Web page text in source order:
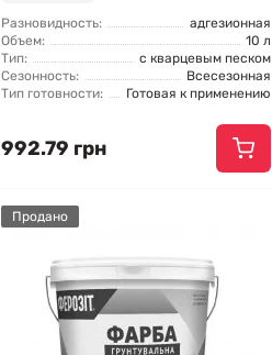
Разновидность:
адгезионная
Объем:
10 л
Тип:
с кварцевым песком
Сезонность:
Всесезонная
Тип готовности:
Готовая к применению
992.79 грн
Продано